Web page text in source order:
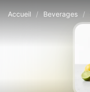
Accueil / Beverages /